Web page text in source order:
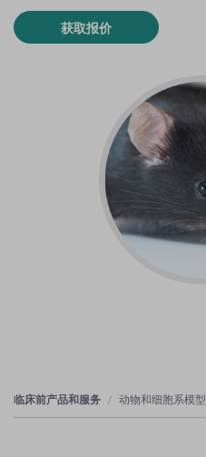
获取报价
临床前产品和服务 动物和细胞系模型